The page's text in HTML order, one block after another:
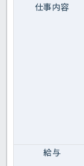
仕事内容
給与